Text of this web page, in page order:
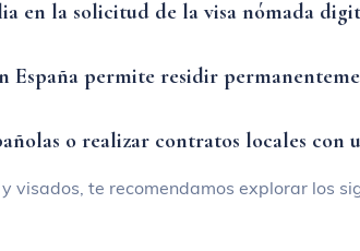
en la solicitud de la visa nómada
España permite residir
o realizar contratos locales con
te recomendamos explorar los